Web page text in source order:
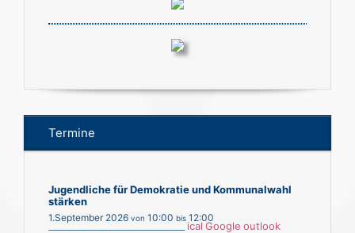
Termine
Jugendliche für Demokratie und Kommunalwahl
stärken
1.September 2026 von 10:00 bis 12:00
___________________________________________ ical Google outlook